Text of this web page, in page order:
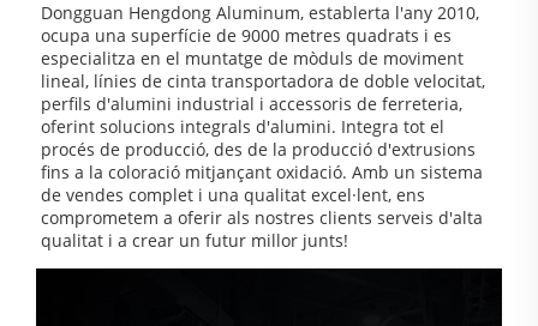
Dongguan Hengdong Aluminum, establerta l'any 2010,
ocupa una superfície de 9000 metres quadrats i es
especialitza en el muntatge de mòduls de moviment
lineal, línies de cinta transportadora de doble velocitat,
perfils d'alumini industrial i accessoris de ferreteria,
oferint solucions integrals d'alumini. Integra tot el
procés de producció, des de la producció d'extrusions
fins a la coloració mitjançant oxidació. Amb un sistema
de vendes complet i una qualitat excel·lent, ens
comprometem a oferir als nostres clients serveis d'alta
qualitat i a crear un futur millor junts!